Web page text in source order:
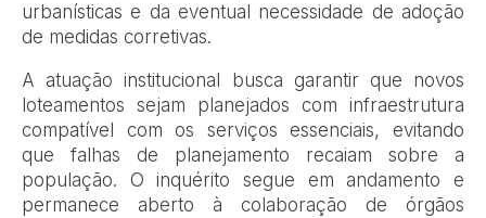
urbanísticas e da eventual necessidade de adoção
de medidas corretivas.
A atuação institucional busca garantir que novos
loteamentos sejam planejados com infraestrutura
compatível com os serviços essenciais, evitando
que falhas de planejamento recaiam sobre a
população. O inquérito segue em andamento e
permanece aberto à colaboração de órgãos